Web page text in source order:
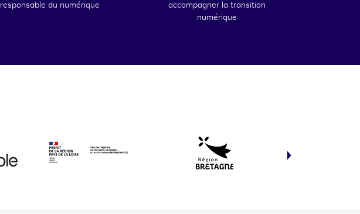
responsable du numérique
accompagner la transition
numérique